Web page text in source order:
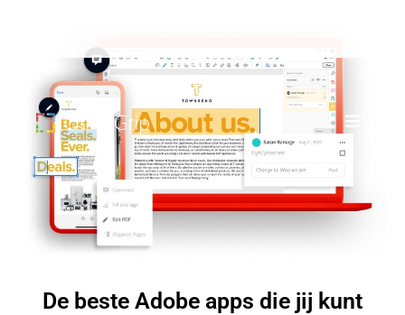
De beste Adobe apps die jij kunt